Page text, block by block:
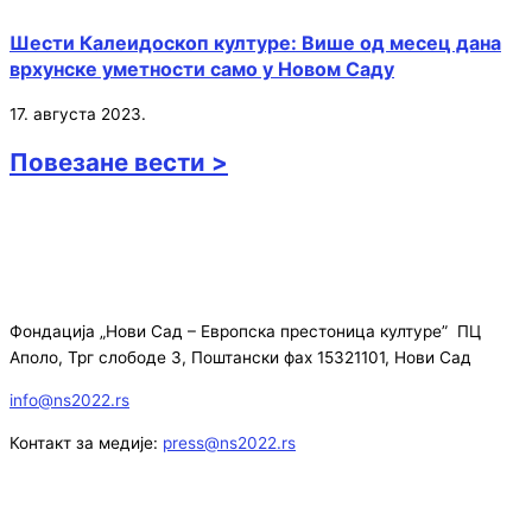
Шести Калеидоскоп културе: Више од месец дана
врхунске уметности само у Новом Саду
17. августа 2023.
Повезане вести >
Фондација „Нови Сад – Европска престоница културе” ПЦ
Аполо, Трг слободе 3, Поштански фах 15321101, Нови Сад
info@ns2022.rs
Контакт за медије: press@ns2022.rs